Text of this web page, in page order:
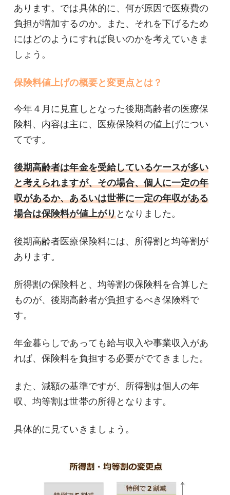
あります。では具体的に、何が原因で医療費の
負担が増加するのか。また、それを下げるため
にはどのようにすれば良いのかを考えていきま
しょう。
保険料値上げの概要と変更点とは？
今年４月に見直しとなった後期高齢者の医療保
険料、内容は主に、医療保険料の値上げについ
てです。
後期高齢者は年金を受給しているケースが多い
と考えられますが、その場合、個人に一定の年
収があるか、あるいは世帯に一定の年収がある
場合は保険料が値上がりとなりました。
後期高齢者医療保険料には、所得割と均等割が
あります。
所得割の保険料と、均等割の保険料を合算した
ものが、後期高齢者が負担するべき保険料で
す。
年金暮らしであっても給与収入や事業収入があ
れば、保険料を負担する必要がでてきました。
また、減額の基準ですが、所得割は個人の年
収、均等割は世帯の所得となります。
具体的に見ていきましょう。